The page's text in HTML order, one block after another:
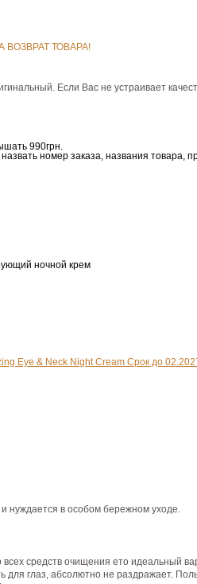
ВОЗВРАТ ТОВАРА!
Если Вас не устраивает
990грн.
номер заказа, названия товара,
ночной крем
Eye & Neck Night Cream Срок до
нуждается в особом бережном уходе.
средств очищения ето идеальный
глаз, абсолютно не раздражает.